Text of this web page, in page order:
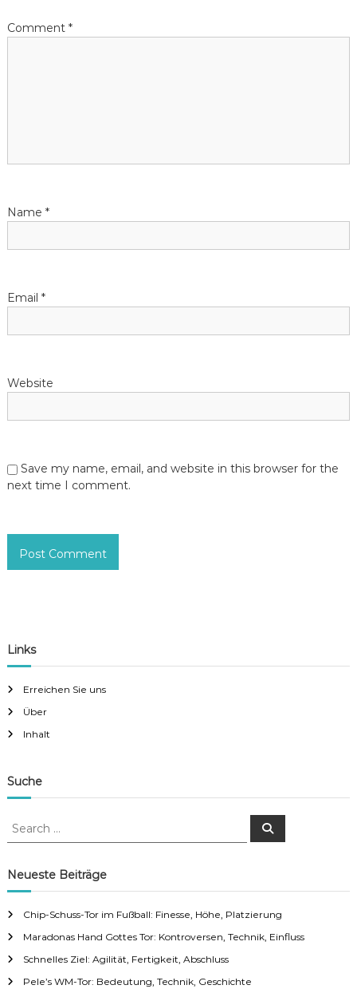
v
i
o
n
Comment *
Name *
Email *
Website
Save my name, email, and website in this browser for the
next time I comment.
Links
Erreichen Sie uns
Über
Inhalt
Suche
S
r
c
f
o
r
S
Neueste Beiträge
Chip-Schuss-Tor im Fußball: Finesse, Höhe, Platzierung
Maradonas Hand Gottes Tor: Kontroversen, Technik, Einfluss
Schnelles Ziel: Agilität, Fertigkeit, Abschluss
Pele’s WM-Tor: Bedeutung, Technik, Geschichte